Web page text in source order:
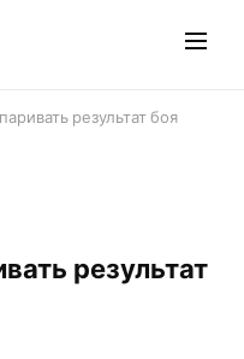
результат боя
результат